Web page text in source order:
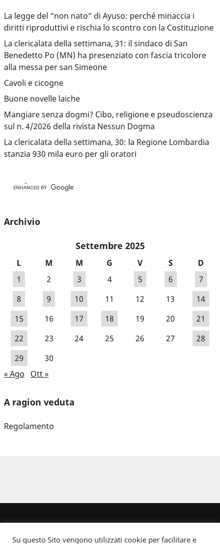
La legge del “non nato” di Ayuso: perché minaccia i
diritti riproduttivi e rischia lo scontro con la Costituzione
La clericalata della settimana, 31: il sindaco di San
Benedetto Po (MN) ha presenziato con fascia tricolore
alla messa per san Simeone
Cavoli e cicogne
Buone novelle laiche
Mangiare senza dogmi? Cibo, religione e pseudoscienza
sul n. 4/2026 della rivista Nessun Dogma
La clericalata della settimana, 30: la Regione Lombardia
stanzia 930 mila euro per gli oratori
Archivio
Settembre 2025
L M M G V S
D
1
2 3 4 5 6
7
8
9 10 11 12 13
14
15
16 17 18 19 20
21
22
23 24 25 26 27
28
29
30
« Ago
Ott »
A ragion veduta
Regolamento
Su questo Sito vengono utilizzati cookie per facilitare e